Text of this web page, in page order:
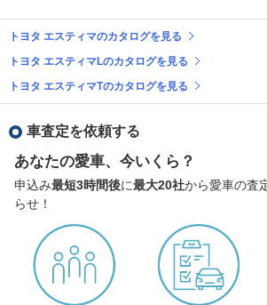
トヨタ エスティマのカタログを見る
トヨタ エスティマLのカタログを見る
トヨタ エスティマTのカタログを見る
車査定を依頼する
あなたの愛車、今いくら？
申込み最短3時間後に最大20社から愛車の査
らせ！